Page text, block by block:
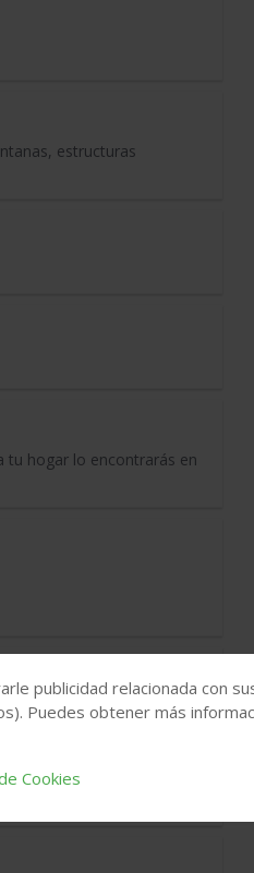
estructuras
tu hogar lo encontrarás en
fontanería, pintura, etc
publicidad relacionada con
Puedes obtener más
Cookies